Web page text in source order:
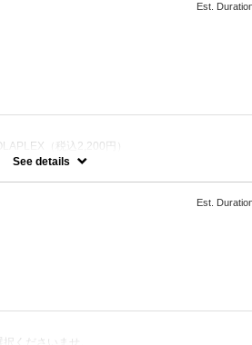
Est.
（税込2,200円）
くださいませ。
にツヤ、はりを与えます。
１度のブリーチでは表現できない場合がござい
See details
Est.
くださいませ。